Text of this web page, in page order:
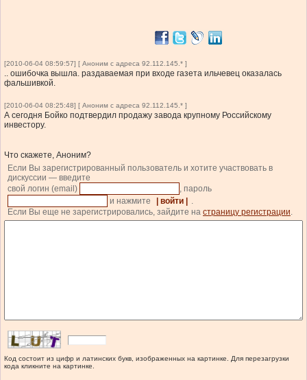
[2010-06-04 08:59:57] [ Аноним с адреса 92.112.145.* ]
.. ошибочка вышла. раздаваемая при входе газета ильчевец оказалась
фальшивкой.
[2010-06-04 08:25:48] [ Аноним с адреса 92.112.145.* ]
А сегодня Бойко подтвердил продажу завода крупному Российскому
инвестору.
Что скажете, Аноним?
Если Вы зарегистрированный пользователь и хотите участвовать в
дискуссии — введите
свой логин (email)
, пароль
и нажмите
| войти |
Если Вы еще не зарегистрировались, зайдите на страницу регистрации
Код состоит из цифр и латинских букв, изображенных на картинке. Для перезагрузки
кода кликните на картинке.